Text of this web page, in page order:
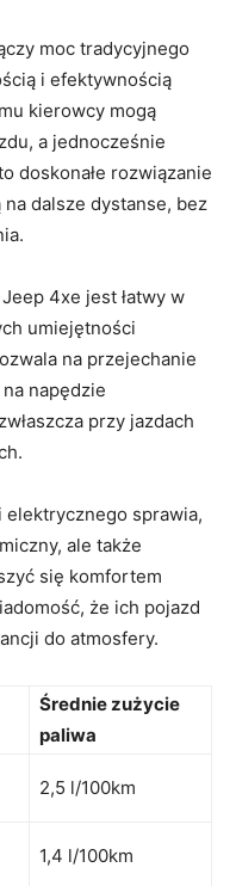
moc tradycyjnego
i efektywnością⁣
kierowcy mogą‌
a jednocześnie
doskonałe rozwiązanie
dalsze dystanse, bez
4xe jest łatwy w
umiejętności
na przejechanie
napędzie
przy‍ jazdach
elektrycznego ​sprawia,
ale ⁢także
się komfortem
że ⁣ich pojazd
do atmosfery.
Średnie zużycie
paliwa
2,5 l/100km
1,4 l/100km